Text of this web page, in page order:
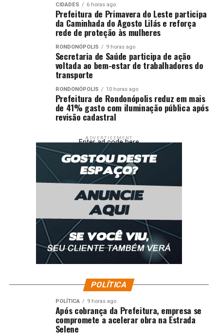
CIDADES 6 horas ago
Prefeitura de Primavera do Leste participa
da Caminhada do Agosto Lilás e reforça
rede de proteção às mulheres
RONDONÓPOLIS 9 horas ago
Secretaria de Saúde participa de ação
voltada ao bem-estar de trabalhadores do
transporte
RONDONÓPOLIS 10 horas ago
Prefeitura de Rondonópolis reduz em mais
de 41% gasto com iluminação pública após
revisão cadastral
ADVERTISEMENT
Enter ad code here
POLÍTICA
POLÍTICA 9 horas ago
Após cobrança da Prefeitura, empresa se
compromete a acelerar obra na Estrada
Selene